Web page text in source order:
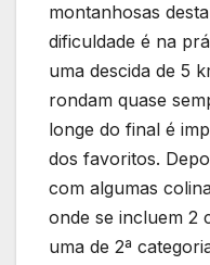
montanhosas
dificuldade é na
uma descida de 5
rondam quase
longe do final é
dos favoritos.
com algumas
onde se incluem 2
uma de 2ª